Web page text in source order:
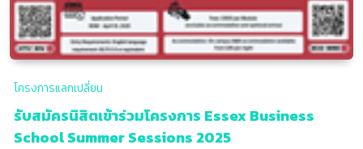
โครงการแลกเปลี่ยน
รับสมัครนิสิตเข้าร่วมโครงการ Essex Business
School Summer Sessions 2025